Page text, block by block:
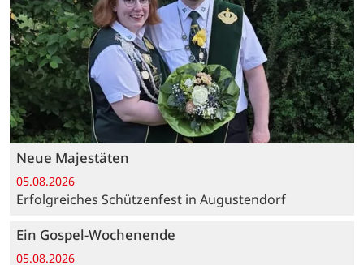
Neue Majestäten
05.08.2026
Erfolgreiches Schützenfest in Augustendorf
Ein Gospel-Wochenende
05.08.2026